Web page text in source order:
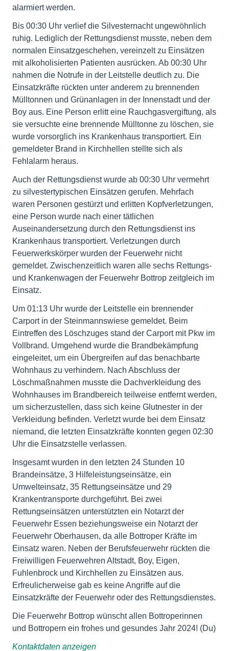
alarmiert werden.
Bis 00:30 Uhr verlief die Silvesternacht ungewöhnlich
ruhig. Lediglich der Rettungsdienst musste, neben dem
normalen Einsatzgeschehen, vereinzelt zu Einsätzen
mit alkoholisierten Patienten ausrücken. Ab 00:30 Uhr
nahmen die Notrufe in der Leitstelle deutlich zu. Die
Einsatzkräfte rückten unter anderem zu brennenden
Mülltonnen und Grünanlagen in der Innenstadt und der
Boy aus. Eine Person erlitt eine Rauchgasvergiftung, als
sie versuchte eine brennende Mülltonne zu löschen, sie
wurde vorsorglich ins Krankenhaus transportiert. Ein
gemeldeter Brand in Kirchhellen stellte sich als
Fehlalarm heraus.
Auch der Rettungsdienst wurde ab 00:30 Uhr vermehrt
zu silvestertypischen Einsätzen gerufen. Mehrfach
waren Personen gestürzt und erlitten Kopfverletzungen,
eine Person wurde nach einer tätlichen
Auseinandersetzung durch den Rettungsdienst ins
Krankenhaus transportiert. Verletzungen durch
Feuerwerkskörper wurden der Feuerwehr nicht
gemeldet. Zwischenzeitlich waren alle sechs Rettungs-
und Krankenwagen der Feuerwehr Bottrop zeitgleich im
Einsatz.
Um 01:13 Uhr wurde der Leitstelle ein brennender
Carport in der Steinmannswiese gemeldet. Beim
Eintreffen des Löschzuges stand der Carport mit Pkw im
Vollbrand. Umgehend wurde die Brandbekämpfung
eingeleitet, um ein Übergreifen auf das benachbarte
Wohnhaus zu verhindern. Nach Abschluss der
Löschmaßnahmen musste die Dachverkleidung des
Wohnhauses im Brandbereich teilweise entfernt werden,
um sicherzustellen, dass sich keine Glutnester in der
Verkleidung befinden. Verletzt wurde bei dem Einsatz
niemand, die letzten Einsatzkräfte konnten gegen 02:30
Uhr die Einsatzstelle verlassen.
Insgesamt wurden in den letzten 24 Stunden 10
Brandeinsätze, 3 Hilfeleistungseinsätze, ein
Umwelteinsatz, 35 Rettungseinsätze und 29
Krankentransporte durchgeführt. Bei zwei
Rettungseinsätzen unterstützten ein Notarzt der
Feuerwehr Essen beziehungsweise ein Notarzt der
Feuerwehr Oberhausen, da alle Bottroper Kräfte im
Einsatz waren. Neben der Berufsfeuerwehr rückten die
Freiwilligen Feuerwehren Altstadt, Boy, Eigen,
Fuhlenbrock und Kirchhellen zu Einsätzen aus.
Erfreulicherweise gab es keine Angriffe auf die
Einsatzkräfte der Feuerwehr oder des Rettungsdienstes.
Die Feuerwehr Bottrop wünscht allen Bottroperinnen
und Bottropern ein frohes und gesundes Jahr 2024! (Du)
Kontaktdaten anzeigen